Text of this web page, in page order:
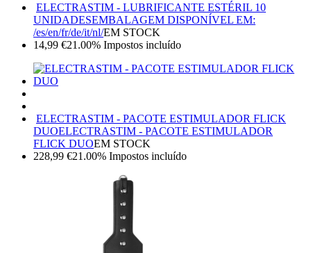
ELECTRASTIM - LUBRIFICANTE ESTÉRIL 10
UNIDADESEMBALAGEM DISPONÍVEL EM:
/es/en/fr/de/it/nl/EM STOCK
14,99 €21.00% Impostos incluído
ELECTRASTIM - PACOTE ESTIMULADOR FLICK
DUOELECTRASTIM - PACOTE ESTIMULADOR
FLICK DUOEM STOCK
228,99 €21.00% Impostos incluído